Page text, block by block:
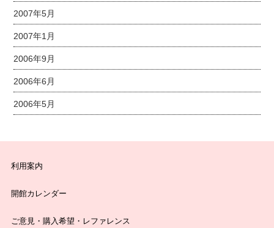
2007年5月
2007年1月
2006年9月
2006年6月
2006年5月
利用案内
開館カレンダー
ご意見・購入希望・レファレンス